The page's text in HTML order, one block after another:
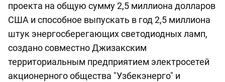
проекта на общую сумму 2,5 миллиона долларов
США и способное выпускать в год 2,5 миллиона
штук энергосберегающих светодиодных ламп,
создано совместно Джизакским
территориальным предприятием электросетей
акционерного общества "Узбекэнерго" и